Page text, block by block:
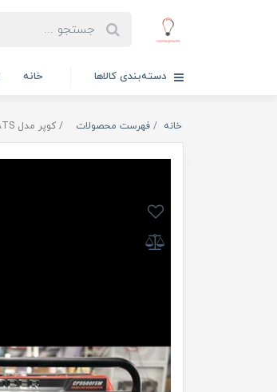
دسته‌بندی کالاها خانه
خانه فهرست محصولات کوپر مدل CP9500FSW ATS